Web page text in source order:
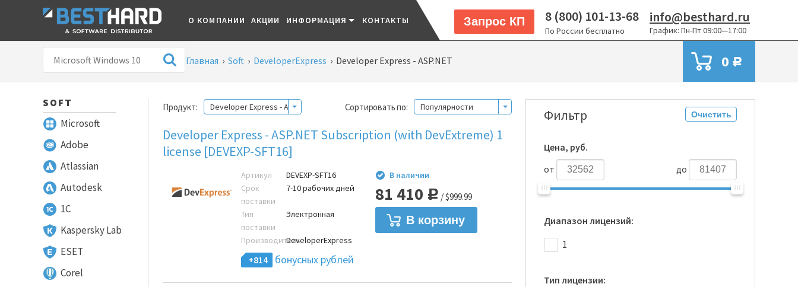
О КОМПАНИИ АКЦИИ ИНФОРМАЦИЯ КОНТАКТЫ Запрос КП 8 (800) 101-13-68
По России бесплатно
info@besthard.ru
График: Пн-Пт 09:00—17:00
Главная › Soft › DeveloperExpress › Developer Express - ASP.NET 0 Р
SOFT
Microsoft
Adobe
Atlassian
Autodesk
1С
Kaspersky Lab
ESET
Corel
Фильтр Очистить
Цена, руб.
от
до
Диапазон лицензий:
1
Тип лицензии:
Продукт: Developer Express - ASP.NET Сортировать по: Популярности
Developer Express - ASP.NET Subscription (with DevExtreme) 1
license [DEVEXP-SFT16]
Артикул
DEVEXP-SFT16
Срок
поставки
7-10 рабочих дней
Тип
поставки
Электронная
ПроизводительDeveloperExpress
+814 бонусных рублей
В наличии
81 410 Р / $999.99